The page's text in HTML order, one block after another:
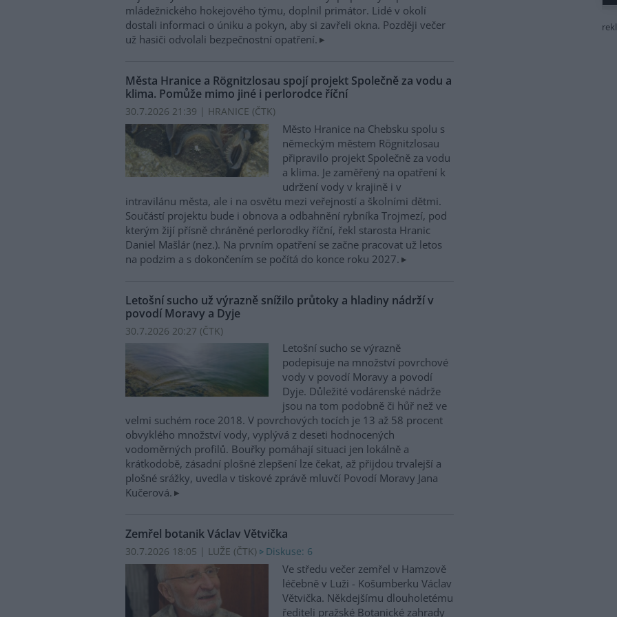
mládežnického hokejového týmu, doplnil primátor. Lidé v okolí
dostali informaci o úniku a pokyn, aby si zavřeli okna. Později večer
už hasiči odvolali bezpečnostní opatření.
Města Hranice a Rögnitzlosau spojí projekt Společně za vodu a
klima. Pomůže mimo jiné i perlorodce říční
30.7.2026 21:39 | HRANICE (ČTK)
Město Hranice na Chebsku spolu s
německým městem Rögnitzlosau
připravilo projekt Společně za vodu
a klima. Je zaměřený na opatření k
udržení vody v krajině i v
intravilánu města, ale i na osvětu mezi veřejností a školními dětmi.
Součástí projektu bude i obnova a odbahnění rybníka Trojmezí, pod
kterým žijí přísně chráněné perlorodky říční, řekl starosta Hranic
Daniel Mašlár (nez.). Na prvním opatření se začne pracovat už letos
na podzim a s dokončením se počítá do konce roku 2027.
Letošní sucho už výrazně snížilo průtoky a hladiny nádrží v
povodí Moravy a Dyje
30.7.2026 20:27 (ČTK)
Letošní sucho se výrazně
podepisuje na množství povrchové
vody v povodí Moravy a povodí
Dyje. Důležité vodárenské nádrže
jsou na tom podobně či hůř než ve
velmi suchém roce 2018. V povrchových tocích je 13 až 58 procent
obvyklého množství vody, vyplývá z deseti hodnocených
vodoměrných profilů. Bouřky pomáhají situaci jen lokálně a
krátkodobě, zásadní plošné zlepšení lze čekat, až přijdou trvalejší a
plošné srážky, uvedla v tiskové zprávě mluvčí Povodí Moravy Jana
Kučerová.
Zemřel botanik Václav Větvička
30.7.2026 18:05 | LUŽE (ČTK) Diskuse: 6
Ve středu večer zemřel v Hamzově
léčebně v Luži - Košumberku Václav
Větvička. Někdejšímu dlouholetému
řediteli pražské Botanické zahrady